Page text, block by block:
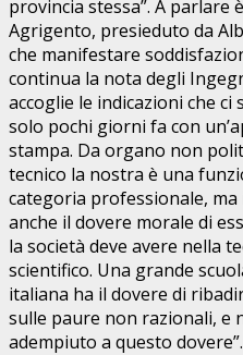
provincia stessa”. A parlare
Agrigento, presieduto da
che manifestare
continua la nota degli
accoglie le indicazioni che
solo pochi giorni fa con
stampa. Da organo non
tecnico la nostra è una
categoria professionale,
anche il dovere morale di
la società deve avere nella
scientifico. Una grande
italiana ha il dovere di
sulle paure non razionali, e
adempiuto a questo dovere”.